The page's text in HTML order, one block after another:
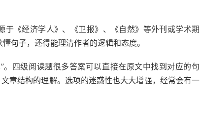
《经济学人》、《卫报》、《自然》等外刊或学术期
句子，还得能理清作者的逻辑和态度。
四级阅读题很多答案可以直接在原文中找到对应的句
章结构的理解。选项的迷惑性也大大增强，经常会有一